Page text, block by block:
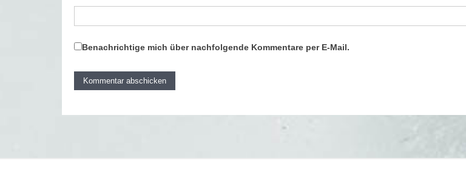
Benachrichtige mich über nachfolgende Kommentare per E-Mail.